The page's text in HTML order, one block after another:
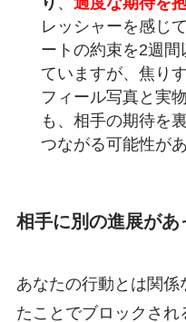
レッシャーを感じ
ートの約束を2週
ていますが、焦り
フィール写真と実
も、相手の期待を
つながる可能性があ
相手に別の進展があ
あなたの行動とは関
たことでブロックさ